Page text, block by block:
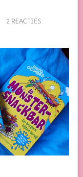
2 REACTIESOP
DE
–
DAVID
O’CONNELL